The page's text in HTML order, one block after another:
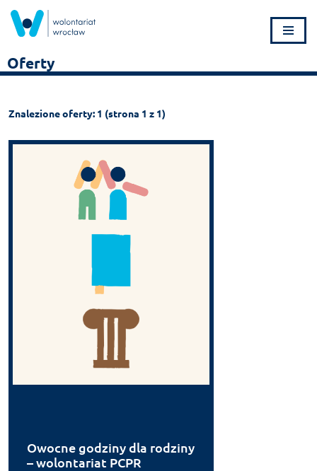
Przejdź
do
treści
Oferty
Znalezione oferty: 1 (strona 1 z 1)
Owocne godziny dla rodziny
– wolontariat PCPR